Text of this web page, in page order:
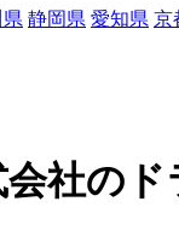
静岡県 愛知県 京
社の